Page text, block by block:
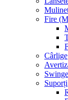
Fire
Cârlige
Suporți